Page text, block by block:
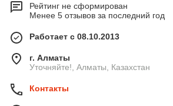
Рейтинг не сформирован
Менее 5 отзывов за последний год
Работает с 08.10.2013
г. Алматы
Уточняйте!, Алматы, Казахстан
Контакты